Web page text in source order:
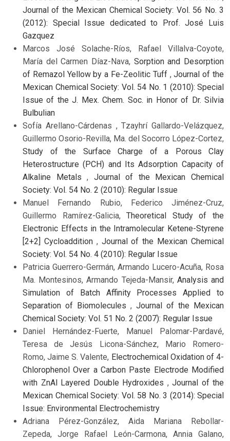
Journal of the Mexican Chemical Society: Vol. 56 No. 3
(2012): Special Issue dedicated to Prof. José Luis
Gazquez
Marcos José Solache-Ríos, Rafael Villalva-Coyote,
María del Carmen Díaz-Nava, Sorption and Desorption
of Remazol Yellow by a Fe-Zeolitic Tuff ,Journal of the
Mexican Chemical Society: Vol. 54 No. 1 (2010): Special
Issue of the J. Mex. Chem. Soc. in Honor of Dr. Silvia
Bulbulian
Sofía Arellano-Cárdenas , Tzayhrí Gallardo-Velázquez,
Guillermo Osorio-Revilla, Ma. del Socorro López-Cortez,
Study of the Surface Charge of a Porous Clay
Heterostructure (PCH) and Its Adsorption Capacity of
Alkaline Metals, Journal of the Mexican Chemical
Society: Vol. 54 No. 2 (2010): Regular Issue
Manuel Fernando Rubio, Federico Jiménez-Cruz,
Guillermo Ramírez-Galicia,Theoretical Study of the
Electronic Effects in the Intramolecular Ketene-Styrene
[2+2] Cycloaddition , Journal of the Mexican Chemical
Society: Vol. 54 No. 4 (2010): Regular Issue
Patricia Guerrero-Germán, Armando Lucero-Acuña, Rosa
Ma. Montesinos, Armando Tejeda-Mansir, Analysis and
Simulation of Batch Affinity Processes Applied to
Separation of Biomolecules , Journal of the Mexican
Chemical Society: Vol. 51 No. 2 (2007): Regular Issue
Daniel Hernández-Fuerte, Manuel Palomar-Pardavé,
Teresa de Jesús Licona-Sánchez, Mario Romero-
Romo, Jaime S. Valente, Electrochemical Oxidation of 4-
Chlorophenol Over a Carbon Paste Electrode Modified
with ZnAl Layered Double Hydroxides , Journal of the
Mexican Chemical Society: Vol. 58 No. 3 (2014): Special
Issue: Environmental Electrochemistry
Adriana Pérez-González, Aida Mariana Rebollar-
Zepeda, Jorge Rafael León-Carmona, Annia Galano,